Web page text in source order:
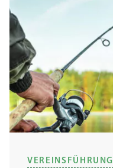
VEREINSFÜHRUNG